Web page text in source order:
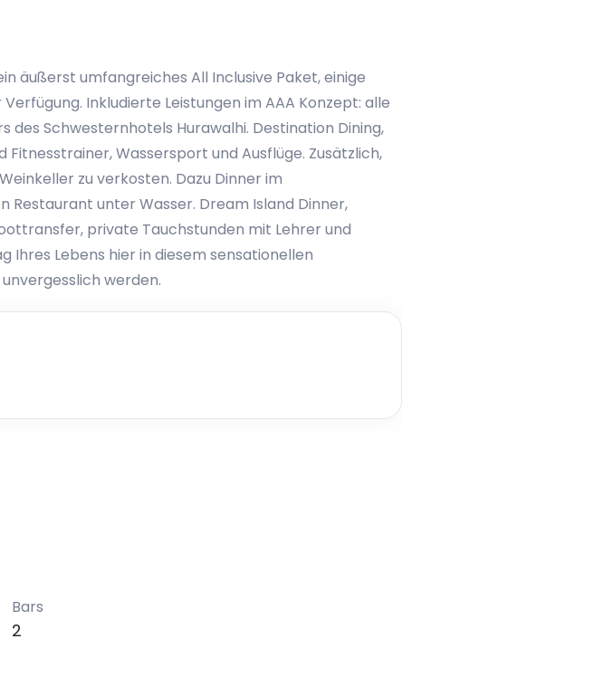
äußerst umfangreiches All Inclusive Paket, einige
Inkludierte Leistungen im AAA Konzept: alle
des Schwesternhotels Hurawalhi. Destination Dining,
Fitnesstrainer, Wassersport und Ausflüge. Zusätzlich,
zu verkosten. Dazu Dinner im
unter Wasser. Dream Island Dinner,
private Tauchstunden mit Lehrer und
Ihres Lebens hier in diesem sensationellen
werden.
Bars
2